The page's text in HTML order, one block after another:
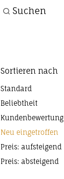
Suchen
Sortieren nach
Standard
Beliebtheit
Kundenbewertung
Neu eingetroffen
Preis: aufsteigend
Preis: absteigend